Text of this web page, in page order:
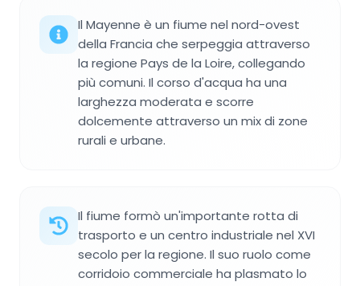
Il Mayenne è un fiume nel nord-ovest
della Francia che serpeggia attraverso
la regione Pays de la Loire, collegando
più comuni. Il corso d'acqua ha una
larghezza moderata e scorre
dolcemente attraverso un mix di zone
rurali e urbane.
Il fiume formò un'importante rotta di
trasporto e un centro industriale nel XVI
secolo per la regione. Il suo ruolo come
corridoio commerciale ha plasmato lo